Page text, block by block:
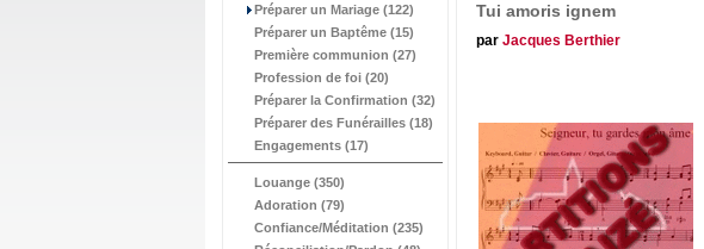
Préparer un Mariage (122)
Préparer un Baptême (15)
Première communion (27)
Profession de foi (20)
Préparer la Confirmation (32)
Préparer des Funérailles (18)
Engagements (17)
Louange (350)
Adoration (79)
Confiance/Méditation (235)
Tui amoris ignem
par Jacques Berthier